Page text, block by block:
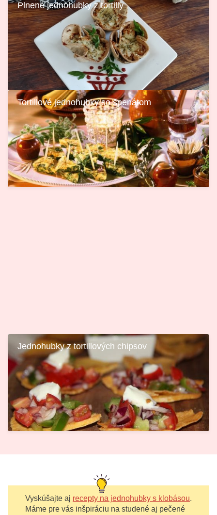
Plnené jednohubky z tortilly
Tortillové jednohubky so špenátom
Jednohubky z tortillových chipsov
Vyskúšajte aj recepty na jednohubky s klobásou.
Máme pre vás inšpiráciu na studené aj pečené